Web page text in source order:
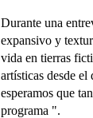
Durante una
expansivo y
vida en tierras
artísticas desde el
esperamos que
programa ".